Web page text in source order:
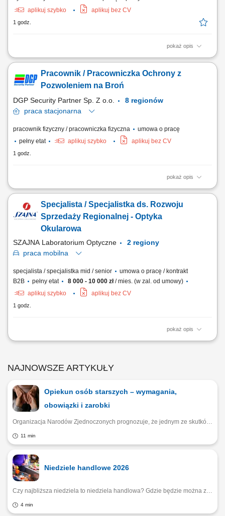
aplikuj szybko
aplikuj bez CV
1 godz.
pokaż opis
Biuro oddziału w Szczecinie Zakres obowiązków: Poszukujemy osoby,
realizację usług zgodnie z najwyższymi standardami jakości. Do Twoich
obowiązków będzie należeć: zarządzanie działalnością operacyjną
Pracownik / Pracowniczka Ochrony z
Pozwoleniem na Broń
DGP Security Partner Sp. Z o.o.
praca stacjonarna
pracownik fizyczny / pracowniczka fizyczna
umowa o pracę
pełny etat
aplikuj szybko aplikuj bez CV
1 godz.
pokaż opis
Na tym stanowisku będziesz odpowiedzialny/-a za: patrolowanie
ochronę osób oraz zabezpieczenie powierzonego mienia, dbanie o
przestrzeganie zasad bezpieczeństwa na terenie obiektu.
Specjalista / Specjalistka ds. Rozwoju
Sprzedaży Regionalnej - Optyka
Okularowa
SZAJNA Laboratorium Optyczne
praca mobilna
specjalista / specjalistka mid / senior
umowa o pracę / kontrakt
B2B
pełny etat 8 000 - 10 000 zł/ mies. (w zal. od umowy)
aplikuj szybko
aplikuj bez CV
1 godz.
pokaż opis
Opis stanowiska Kompleksowa opieka nad obecną siecią partnerów
w oparciu o zatwierdzony budżet roczny. Wdrażanie lokalnych strategii
NAJNOWSZE ARTYKUŁY
Opiekun osób starszych – wymagania,
obowiązki i zarobki
Organizacja Narodów Zjednoczonych prognozuje, że jednym ze skutków postępującej zmiany demograficznej będzie rosnąca potrzeba świadczenia wysokiej jakości opieki nad seniorami. Tymczasem już teraz opiekun osób starszych jest w Polsce zawodem wysoce deficytowym, a chętni mogą przebierać w ofertach pracy. Wyjaśniamy, jak zostać opiekunem seniorów oraz jakie są zarobki w tym zawodzie.
11 min
Niedziele handlowe 2026
Czy najbliższa niedziela to niedziela handlowa? Gdzie będzie można zrobić zakupy, a które sklepy pozostaną zamknięte? W 2026 roku nadal obowiązuje zakaz handlu w niedziele, ustawodawca przewidział jednak kilka niedziel, w które sprzedaż jest dozwolona. Ponadto w niektórych miejscach można zrobić zakupy nawet w niedziele niehandlowe. Oto co musisz wiedzieć, zanim wybierzesz się na zakupy.
4 min